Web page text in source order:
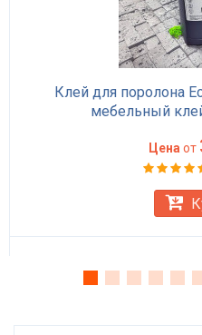
Клей для поролона
мебельный
Цена от